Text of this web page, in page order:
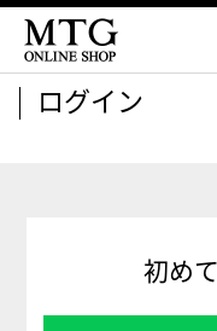
ログイン
初め